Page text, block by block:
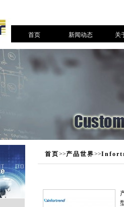
首页 新闻动态 关
首页>>产品世界>>